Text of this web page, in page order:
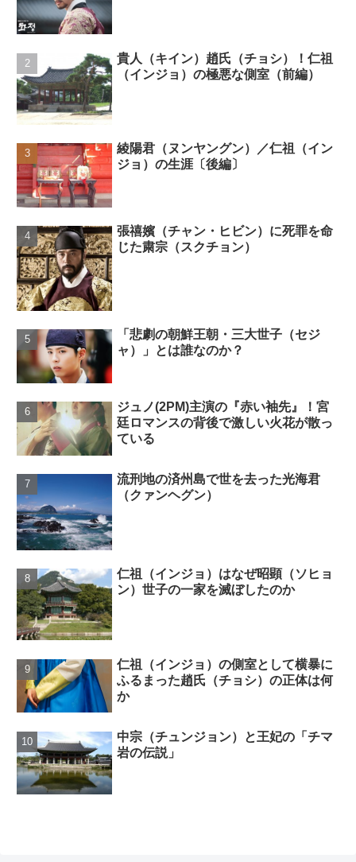
貴人（キイン）趙氏（チョシ）！仁祖
（インジョ）の極悪な側室（前編）
綾陽君（ヌンヤングン）／仁祖（イン
ジョ）の生涯〔後編〕
張禧嬪（チャン・ヒビン）に死罪を命
じた粛宗（スクチョン）
「悲劇の朝鮮王朝・三大世子（セジ
ャ）」とは誰なのか？
ジュノ(2PM)主演の『赤い袖先』！宮
廷ロマンスの背後で激しい火花が散っ
ている
流刑地の済州島で世を去った光海君
（クァンヘグン）
仁祖（インジョ）はなぜ昭顕（ソヒョ
ン）世子の一家を滅ぼしたのか
仁祖（インジョ）の側室として横暴に
ふるまった趙氏（チョシ）の正体は何
か
中宗（チュンジョン）と王妃の「チマ
岩の伝説」